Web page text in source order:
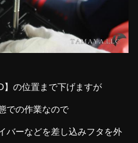
】の位置まで下げますが
での作業なので
バーなどを差し込みフタを外